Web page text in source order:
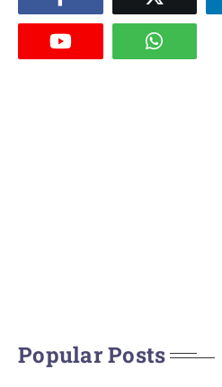
Popular Posts